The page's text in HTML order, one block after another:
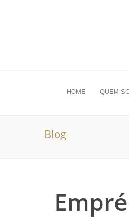
HOME QUEM
Blog